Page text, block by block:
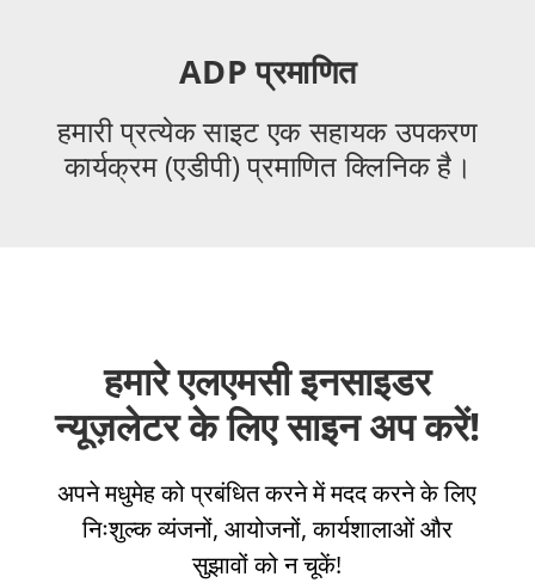
ADP प्रमाणित
हमारी प्रत्येक साइट एक सहायक उपकरण
कार्यक्रम (एडीपी) प्रमाणित क्लिनिक है।
हमारे एलएमसी इनसाइडर
न्यूज़लेटर के लिए साइन अप करें!
अपने मधुमेह को प्रबंधित करने में मदद करने के लिए
निःशुल्क व्यंजनों, आयोजनों, कार्यशालाओं और
सुझावों को न चूकें!